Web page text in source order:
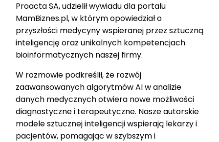
Proacta SA, udzielił wywiadu dla portalu
MamBiznes.pl, w którym opowiedział o
przyszłości medycyny wspieranej przez sztuczną
inteligencję oraz unikalnych kompetencjach
bioinformatycznych naszej firmy.
W rozmowie podkreślił, że rozwój
zaawansowanych algorytmów AI w analizie
danych medycznych otwiera nowe możliwości
diagnostyczne i terapeutyczne. Nasze autorskie
modele sztucznej inteligencji wspierają lekarzy i
pacjentów, pomagając w szybszym i